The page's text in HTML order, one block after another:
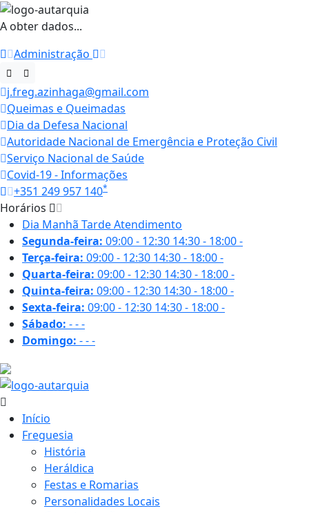
A obter dados...
Administração
j.freg.azinhaga@gmail.com
Queimas e Queimadas
Dia da Defesa Nacional
Autoridade Nacional de Emergência e Proteção Civil
Serviço Nacional de Saúde
Covid-19 - Informações
+351 249 957 140*
Horários
Dia Manhã TardeAtendimento
Segunda-feira: 09:00 - 12:30 14:30 - 18:00-
Terça-feira: 09:00 - 12:30 14:30 - 18:00-
Quarta-feira: 09:00 - 12:30 14:30 - 18:00-
Quinta-feira: 09:00 - 12:30 14:30 - 18:00-
Sexta-feira: 09:00 - 12:30 14:30 - 18:00-
Sábado: ---
Domingo: ---
Início
Freguesia
História
Heráldica
Festas e Romarias
Personalidades Locais